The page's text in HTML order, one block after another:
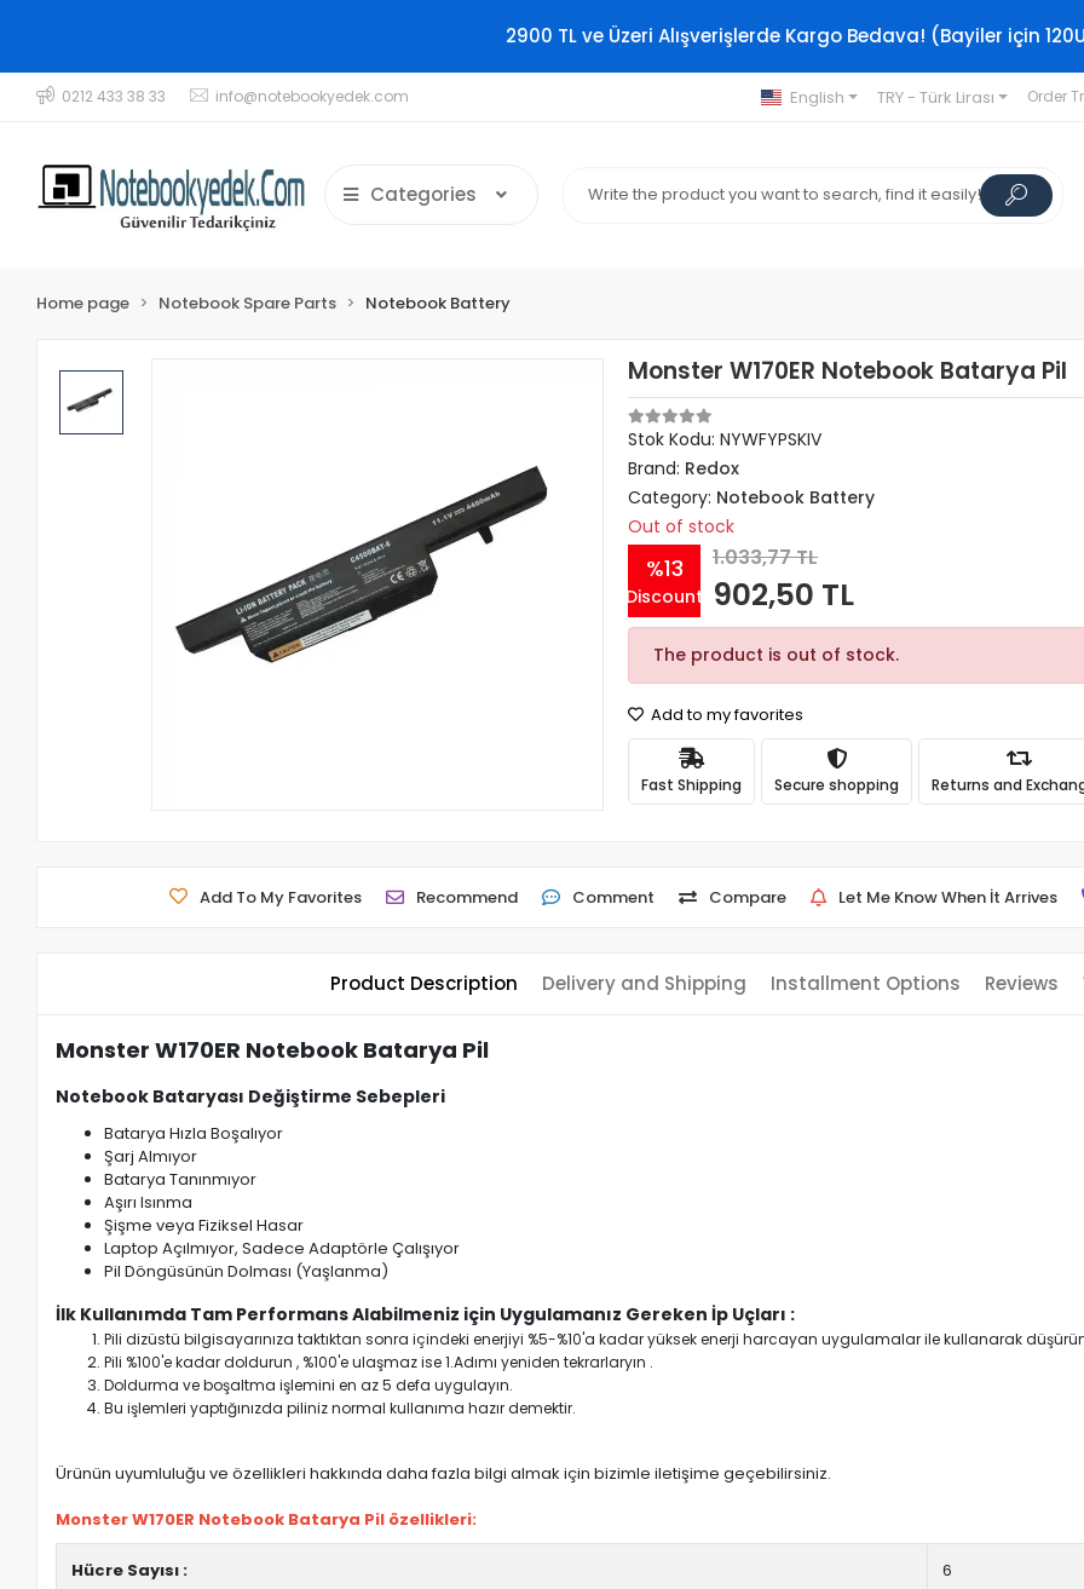
2900 TL ve Üzeri Alışverişlerde Kargo Bedava! (Bayiler için
0212 433 38 33 info@notebookyedek.com English TRY - Türk Lirası Order
Categories
Home page Notebook Spare Parts Notebook Battery
Monster W170ER Notebook Batarya Pil
Stok Kodu: NYWFYPSKIV
Brand: Redox
Category: Notebook Battery
Out of stock
%13
Discount
1.033,77 TL
902,50 TL
The product is out of stock.
Add to my favorites
Fast Shipping Secure shopping Returns and
Add To My Favorites Recommend Comment Compare Let Me Know When İt Arrives
Product Description Delivery and Shipping Installment Options Reviews
Monster W170ER Notebook Batarya Pil
Notebook Bataryası Değiştirme Sebepleri
Batarya Hızla Boşalıyor
Şarj Almıyor
Batarya Tanınmıyor
Aşırı Isınma
Şişme veya Fiziksel Hasar
Laptop Açılmıyor, Sadece Adaptörle Çalışıyor
Pil Döngüsünün Dolması (Yaşlanma)
İlk Kullanımda Tam Performans Alabilmeniz için Uygulamanız Gereken İp Uçları :
Pili dizüstü bilgisayarınıza taktıktan sonra içindeki enerjiyi %5-%10'a kadar yüksek enerji harcayan uygulamalar ile kullanarak
Pili %100'e kadar doldurun , %100'e ulaşmaz ise 1.Adımı yeniden tekrarlaryın .
Doldurma ve boşaltma işlemini en az 5 defa uygulayın.
Bu işlemleri yaptığınızda piliniz normal kullanıma hazır demektir.
Ürünün uyumluluğu ve özellikleri hakkında daha fazla bilgi almak için bizimle iletişime geçebilirsiniz.
Monster W170ER Notebook Batarya Pil özellikleri:
Hücre Sayısı : 6